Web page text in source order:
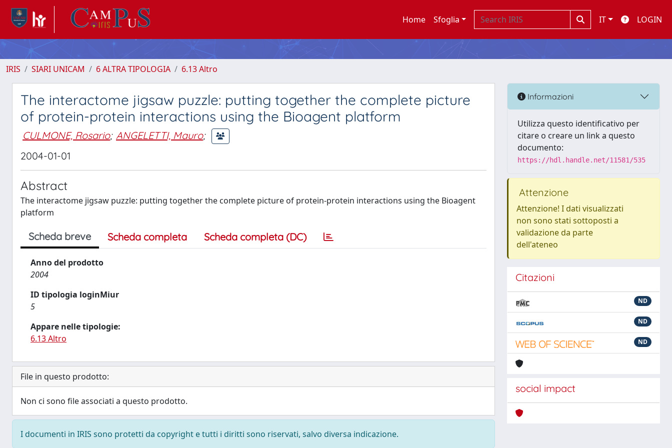
Home Sfoglia IT LOGIN
IRIS SIARI UNICAM 6 ALTRA TIPOLOGIA 6.13 Altro
The interactome jigsaw puzzle: putting together the complete picture
of protein-protein interactions using the Bioagent platform
CULMONE, Rosario; ANGELETTI, Mauro;
2004-01-01
Abstract
The interactome jigsaw puzzle: putting together the complete picture of protein-protein interactions using the Bioagent
platform
Scheda breve Scheda completa Scheda completa (DC)
Anno del prodotto
2004
ID tipologia loginMiur
5
Appare nelle tipologie:
6.13 Altro
File in questo prodotto:
Non ci sono file associati a questo prodotto.
I documenti in IRIS sono protetti da copyright e tutti i diritti sono riservati, salvo diversa indicazione.
Informazioni
Utilizza questo identificativo per
citare o creare un link a questo
documento:
https://hdl.handle.net/11581/535
Attenzione
Attenzione! I dati visualizzati
non sono stati sottoposti a
validazione da parte
dell'ateneo
Citazioni
ND
ND
ND
social impact